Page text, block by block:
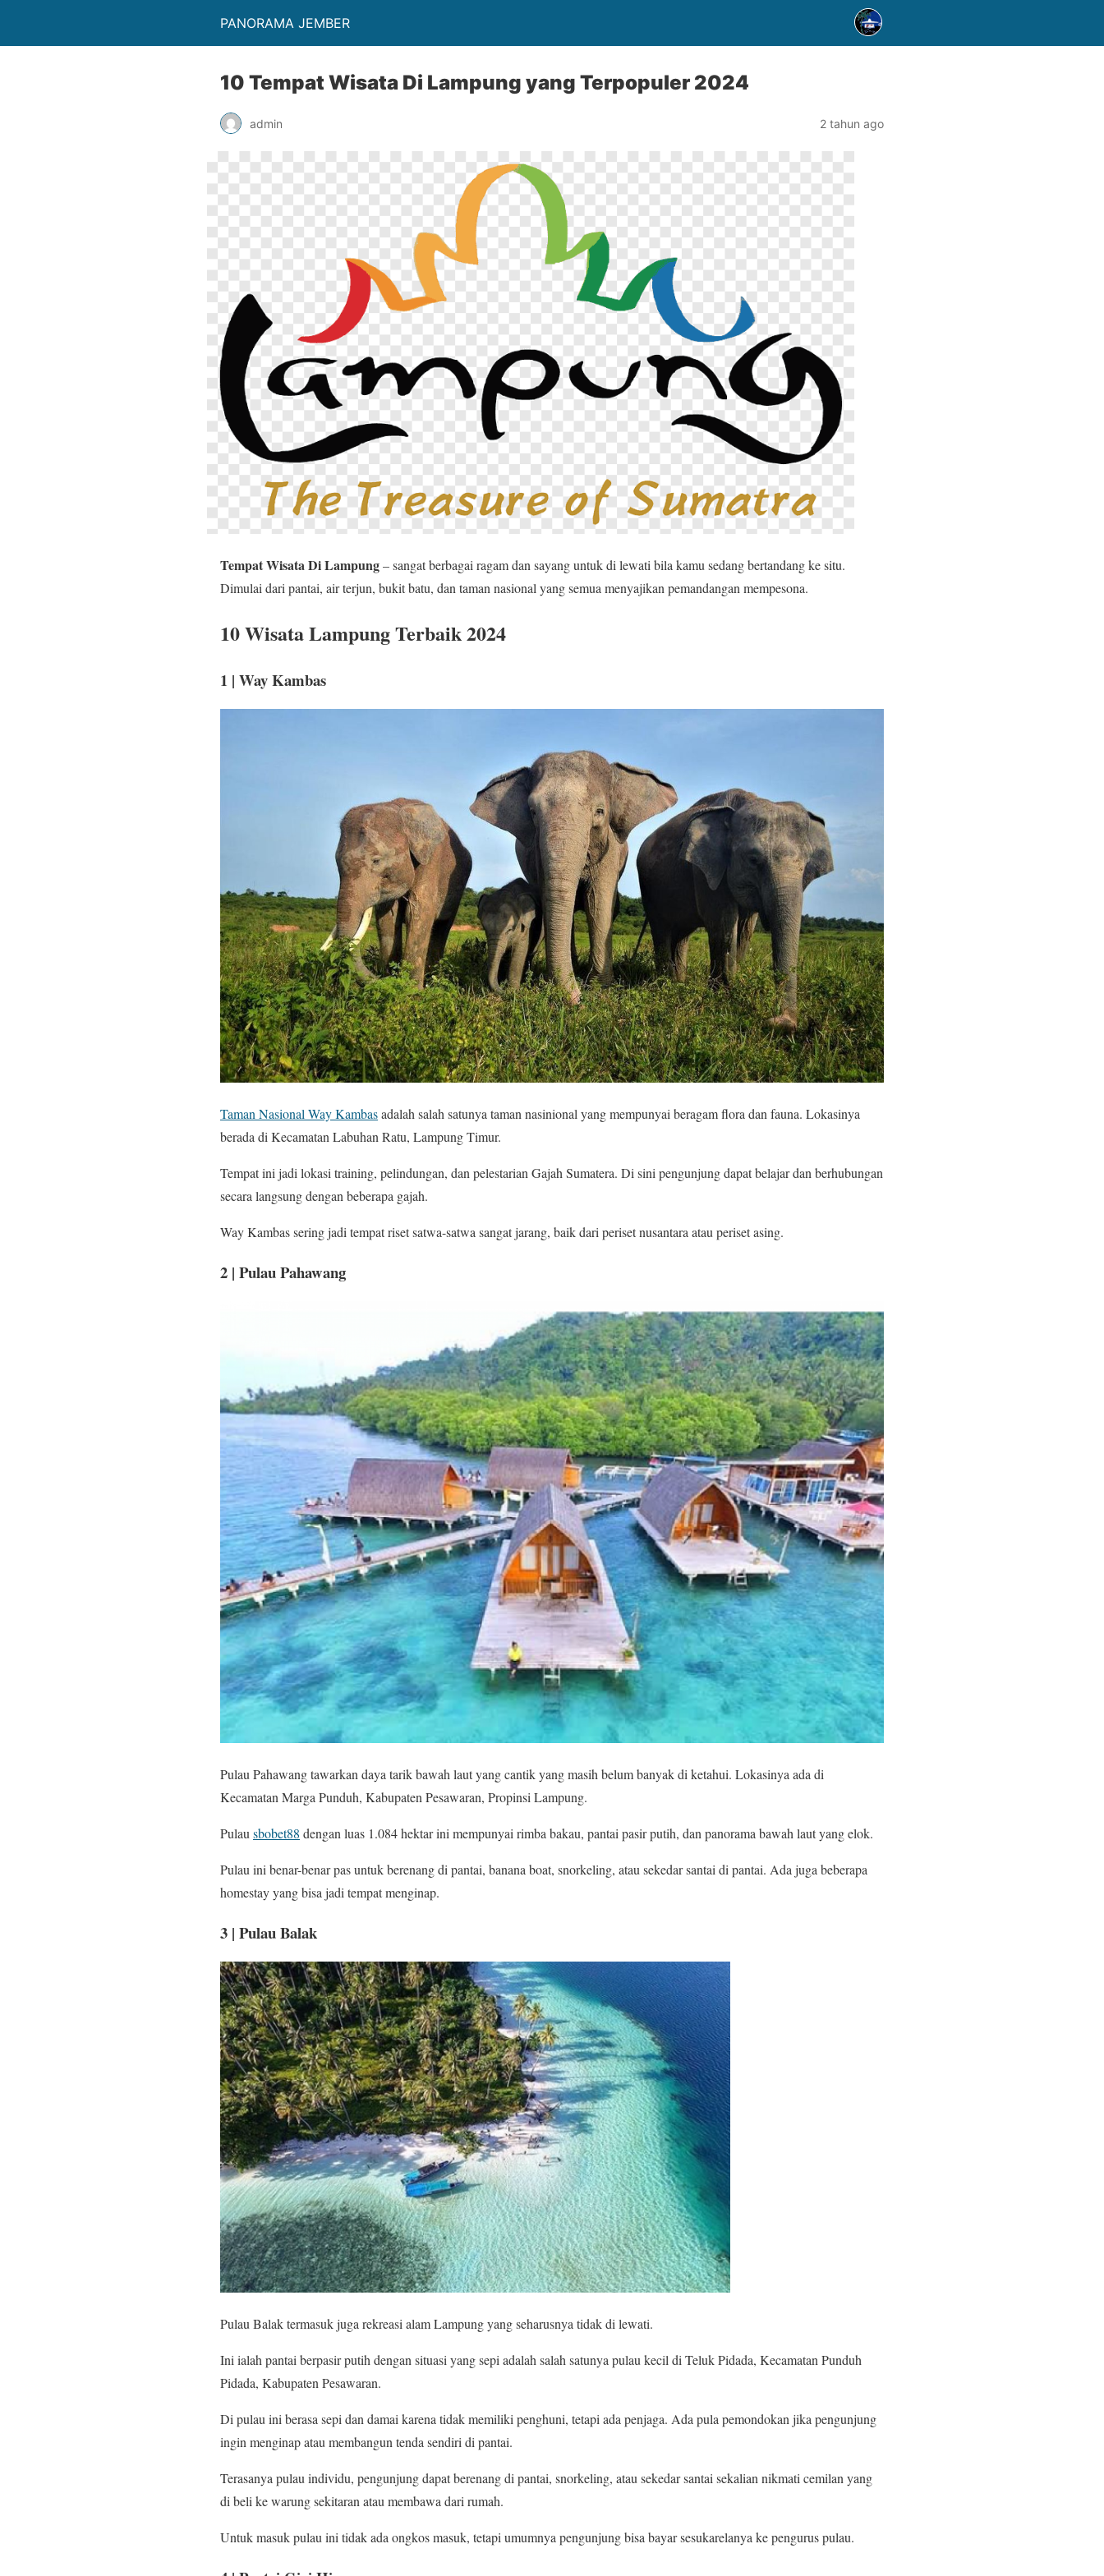
PANORAMA JEMBER
10 Tempat Wisata Di Lampung yang Terpopuler 2024
admin 2 tahun ago
Tempat Wisata Di Lampung– sangat berbagai ragam dan sayang untuk di lewati bila kamu sedang bertandang ke situ.
Dimulai dari pantai, air terjun, bukit batu, dan taman nasional yang semua menyajikan pemandangan mempesona.
10 Wisata Lampung Terbaik 2024
1 | Way Kambas
Taman Nasional Way Kambasadalah salah satunya taman nasinional yang mempunyai beragam flora dan fauna. Lokasinya
berada di Kecamatan Labuhan Ratu, Lampung Timur.
Tempat ini jadi lokasi training, pelindungan, dan pelestarian Gajah Sumatera. Di sini pengunjung dapat belajar dan berhubungan
secara langsung dengan beberapa gajah.
Way Kambas sering jadi tempat riset satwa-satwa sangat jarang, baik dari periset nusantara atau periset asing.
2 | Pulau Pahawang
Pulau Pahawang tawarkan daya tarik bawah laut yang cantik yang masih belum banyak di ketahui. Lokasinya ada di
Kecamatan Marga Punduh, Kabupaten Pesawaran, Propinsi Lampung.
Pulausbobet88 dengan luas 1.084 hektar ini mempunyai rimba bakau, pantai pasir putih, dan panorama bawah laut yang elok.
Pulau ini benar-benar pas untuk berenang di pantai, banana boat, snorkeling, atau sekedar santai di pantai. Ada juga beberapa
homestay yang bisa jadi tempat menginap.
3 | Pulau Balak
Pulau Balak termasuk juga rekreasi alam Lampung yang seharusnya tidak di lewati.
Ini ialah pantai berpasir putih dengan situasi yang sepi adalah salah satunya pulau kecil di Teluk Pidada, Kecamatan Punduh
Pidada, Kabupaten Pesawaran.
Di pulau ini berasa sepi dan damai karena tidak memiliki penghuni, tetapi ada penjaga. Ada pula pemondokan jika pengunjung
ingin menginap atau membangun tenda sendiri di pantai.
Terasanya pulau individu, pengunjung dapat berenang di pantai, snorkeling, atau sekedar santai sekalian nikmati cemilan yang
di beli ke warung sekitaran atau membawa dari rumah.
Untuk masuk pulau ini tidak ada ongkos masuk, tetapi umumnya pengunjung bisa bayar sesukarelanya ke pengurus pulau.